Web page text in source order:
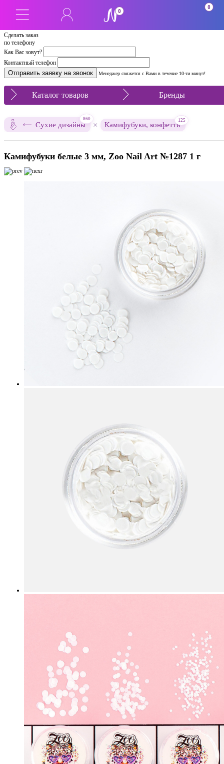
Сделать заказ
по телефону
Как Вас зовут?
Контактный телефон
Менеджер свяжется с Вами в течение 10-ти минут!
0
0
Каталог товаров Бренды
Сухие дизайны
860
× Камифубуки, конфетти
125
Камифубуки белые 3 мм, Zoo Nail Art №1287 1 г